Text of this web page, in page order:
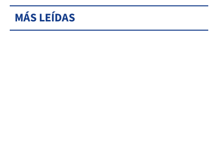
MÁS LEÍDAS